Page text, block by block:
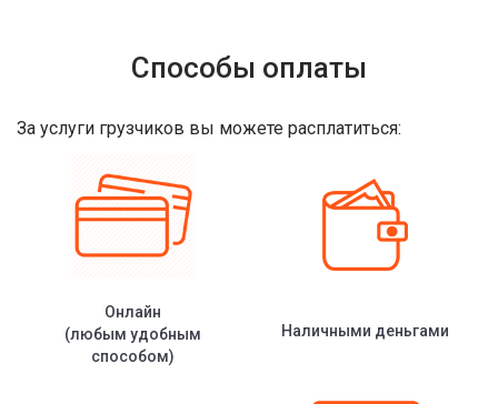
Способы оплаты
За услуги грузчиков вы можете расплатиться:
Онлайн
(любым удобным
способом)
Наличными деньгами